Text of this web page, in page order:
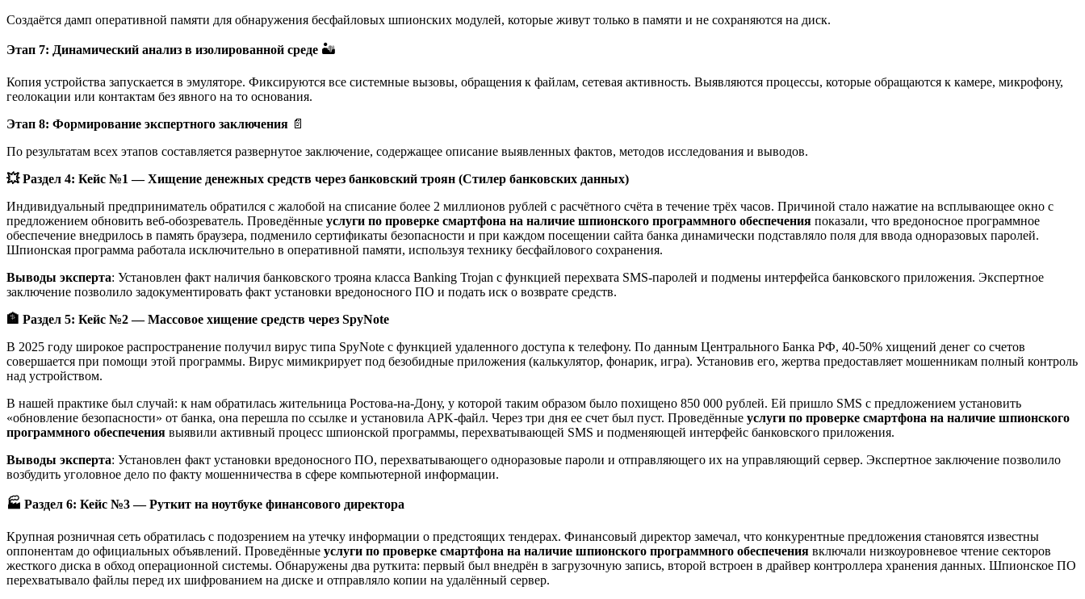
Создаётся дамп оперативной памяти для обнаружения бесфайловых шпионских модулей, которые живут только в памяти и не сохраняются на диск.
Этап 7: Динамический анализ в изолированной среде 🏜️
Копия устройства запускается в эмуляторе. Фиксируются все системные вызовы, обращения к файлам, сетевая активность. Выявляются процессы, которые обращаются к камере, микрофону,
геолокации или контактам без явного на то основания.
Этап 8: Формирование экспертного заключения 📄
По результатам всех этапов составляется развернутое заключение, содержащее описание выявленных фактов, методов исследования и выводов.
💥Раздел 4: Кейс №1 — Хищение денежных средств через банковский троян (Стилер банковских данных)
Индивидуальный предприниматель обратился с жалобой на списание более 2 миллионов рублей с расчётного счёта в течение трёх часов. Причиной стало нажатие на всплывающее окно с
предложением обновить веб-обозреватель. Проведённые услуги по проверке смартфона на наличие шпионского программного обеспечения показали, что вредоносное программное
обеспечение внедрилось в память браузера, подменило сертификаты безопасности и при каждом посещении сайта банка динамически подставляло поля для ввода одноразовых паролей.
Шпионская программа работала исключительно в оперативной памяти, используя технику бесфайлового сохранения.
Выводы эксперта: Установлен факт наличия банковского трояна класса Banking Trojan с функцией перехвата SMS-паролей и подмены интерфейса банковского приложения. Экспертное
заключение позволило задокументировать факт установки вредоносного ПО и подать иск о возврате средств.
🏦 Раздел 5: Кейс №2 — Массовое хищение средств через SpyNote
В 2025 году широкое распространение получил вирус типа SpyNote с функцией удаленного доступа к телефону. По данным Центрального Банка РФ, 40-50% хищений денег со счетов
совершается при помощи этой программы. Вирус мимикрирует под безобидные приложения (калькулятор, фонарик, игра). Установив его, жертва предоставляет мошенникам полный контроль
над устройством.
В нашей практике был случай: к нам обратилась жительница Ростова-на-Дону, у которой таким образом было похищено 850 000 рублей. Ей пришло SMS с предложением установить
«обновление безопасности» от банка, она перешла по ссылке и установила APK-файл. Через три дня ее счет был пуст. Проведённые услуги по проверке смартфона на наличие шпионского
программного обеспечения выявили активный процесс шпионской программы, перехватывающей SMS и подменяющей интерфейс банковского приложения.
Выводы эксперта: Установлен факт установки вредоносного ПО, перехватывающего одноразовые пароли и отправляющего их на управляющий сервер. Экспертное заключение позволило
возбудить уголовное дело по факту мошенничества в сфере компьютерной информации.
🏭 Раздел 6: Кейс №3 — Руткит на ноутбуке финансового директора
Крупная розничная сеть обратилась с подозрением на утечку информации о предстоящих тендерах. Финансовый директор замечал, что конкурентные предложения становятся известны
оппонентам до официальных объявлений. Проведённые услуги по проверке смартфона на наличие шпионского программного обеспечения включали низкоуровневое чтение секторов
жесткого диска в обход операционной системы. Обнаружены два руткита: первый был внедрён в загрузочную запись, второй встроен в драйвер контроллера хранения данных. Шпионское ПО
перехватывало файлы перед их шифрованием на диске и отправляло копии на удалённый сервер.